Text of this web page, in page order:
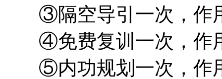
③隔空导引一次，作
④免费复训一次，作
⑤内功规划一次，作